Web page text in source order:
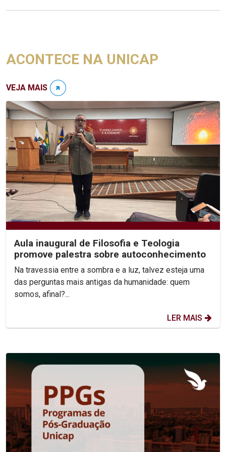
ACONTECE NA UNICAP
VEJA MAIS
Aula inaugural de Filosofia e Teologia
promove palestra sobre autoconhecimento
Na travessia entre a sombra e a luz, talvez esteja uma
das perguntas mais antigas da humanidade: quem
somos, afinal?...
LER MAIS